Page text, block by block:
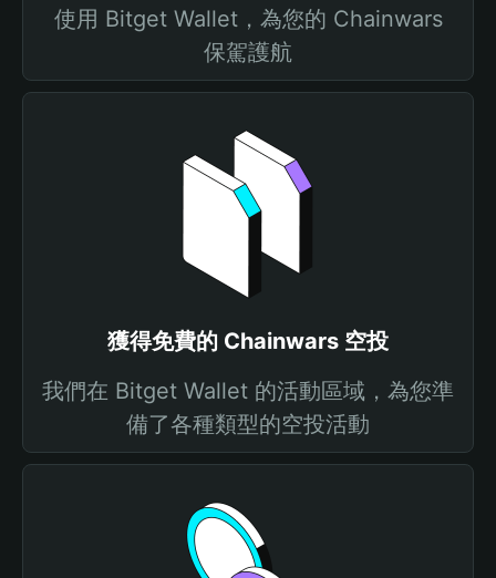
使用 Bitget Wallet，為您的 Chainwars
保駕護航
獲得免費的 Chainwars 空投
我們在 Bitget Wallet 的活動區域，為您準
備了各種類型的空投活動